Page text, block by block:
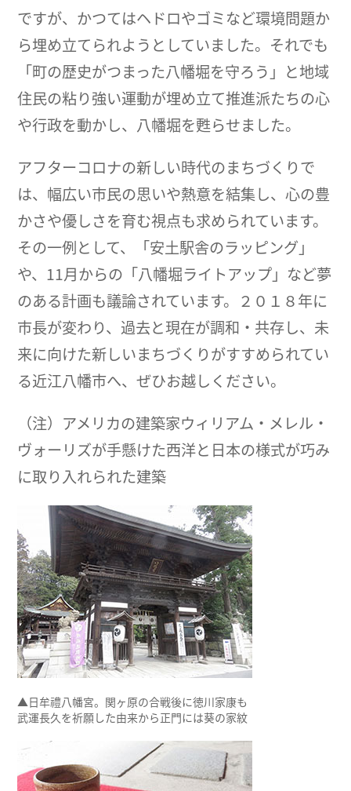
ですが、かつてはヘドロやゴミなど環境問題か
ら埋め立てられようとしていました。それでも
「町の歴史がつまった八幡堀を守ろう」と地域
住民の粘り強い運動が埋め立て推進派たちの心
や行政を動かし、八幡堀を甦らせました。
アフターコロナの新しい時代のまちづくりで
は、幅広い市民の思いや熱意を結集し、心の豊
かさや優しさを育む視点も求められています。
その一例として、「安土駅舎のラッピング」
や、11月からの「八幡堀ライトアップ」など夢
のある計画も議論されています。２０１８年に
市長が変わり、過去と現在が調和・共存し、未
来に向けた新しいまちづくりがすすめられてい
る近江八幡市へ、ぜひお越しください。
（注）アメリカの建築家ウィリアム・メレル・
ヴォーリズが手懸けた西洋と日本の様式が巧み
に取り入れられた建築
▲日牟禮八幡宮。関ヶ原の合戦後に徳川家康も
武運長久を祈願した由来から正門には葵の家紋